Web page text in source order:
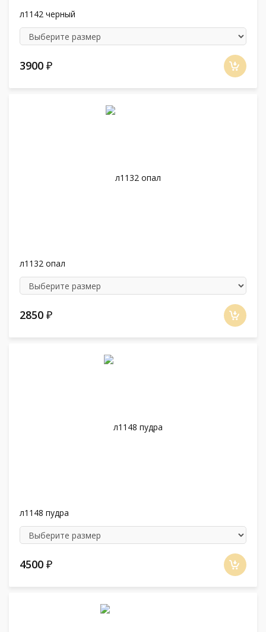
л1142 черный
3900 ₽
л1132 опал
2850 ₽
л1148 пудра
4500 ₽